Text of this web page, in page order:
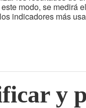
modo, se medirá
indicadores más
y